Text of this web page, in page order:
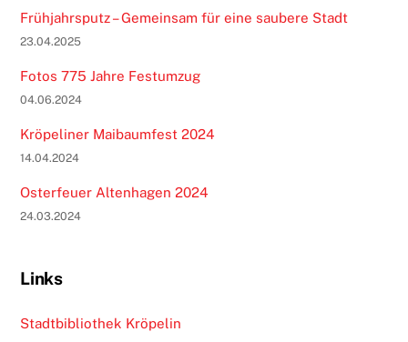
Frühjahrsputz – Gemeinsam für eine saubere Stadt
23.04.2025
Fotos 775 Jahre Festumzug
04.06.2024
Kröpeliner Maibaumfest 2024
14.04.2024
Osterfeuer Altenhagen 2024
24.03.2024
Links
Stadtbibliothek Kröpelin